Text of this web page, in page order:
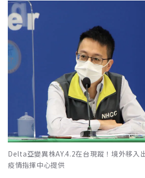
Delta亞變異株AY.4.2在台現蹤！境外移入
疫情指揮中心提供